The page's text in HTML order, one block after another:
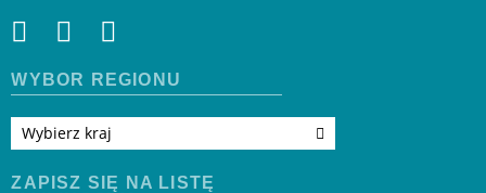
WYBÓR REGIONU
Wybierz kraj
ZAPISZ SIĘ NA LISTĘ